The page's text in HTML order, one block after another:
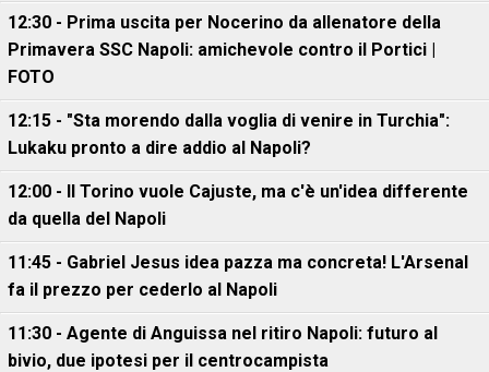
12:30 - Prima uscita per Nocerino da allenatore della
Primavera SSC Napoli: amichevole contro il Portici |
FOTO
12:15 - "Sta morendo dalla voglia di venire in Turchia":
Lukaku pronto a dire addio al Napoli?
12:00 - Il Torino vuole Cajuste, ma c'è un'idea differente
da quella del Napoli
11:45 - Gabriel Jesus idea pazza ma concreta! L'Arsenal
fa il prezzo per cederlo al Napoli
11:30 - Agente di Anguissa nel ritiro Napoli: futuro al
bivio, due ipotesi per il centrocampista